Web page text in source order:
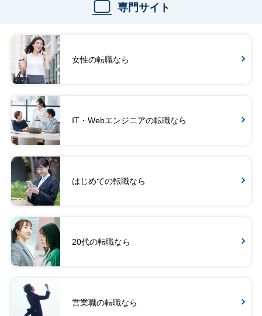
専門サイト
女性の転職なら
IT・Webエンジニアの転職なら
はじめての転職なら
20代の転職なら
営業職の転職なら